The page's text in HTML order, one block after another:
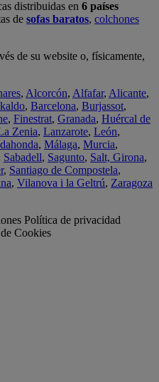
Política de privacidad
Cookies